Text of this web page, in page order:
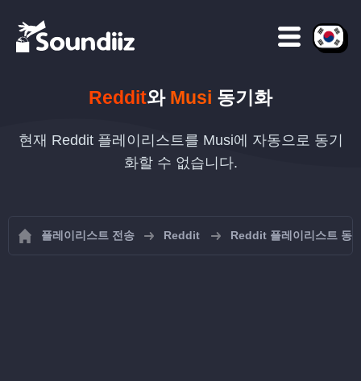
Reddit와 Musi 동기화
현재 Reddit 플레이리스트를 Musi에 자동으로 동기
화할 수 없습니다.
플레이리스트 전송 Reddit Reddit 플레이리스트 동